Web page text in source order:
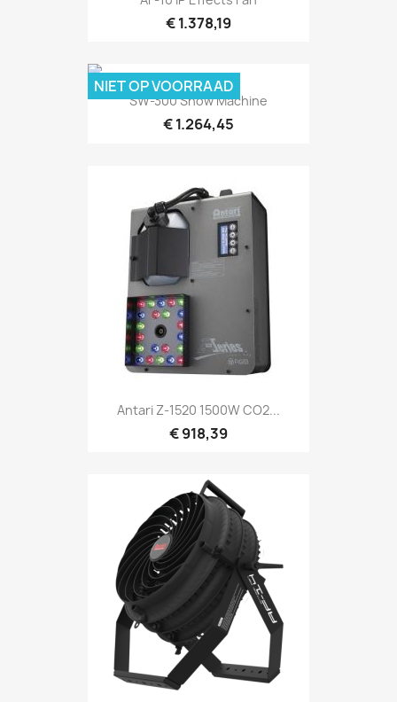
€ 1.378,19
Snel bekijken
SW-300 Snow Machine
€ 1.264,45
NIET OP VOORRAAD
 Snel bekijken
Antari Z-1520 1500W CO2...
€ 918,39